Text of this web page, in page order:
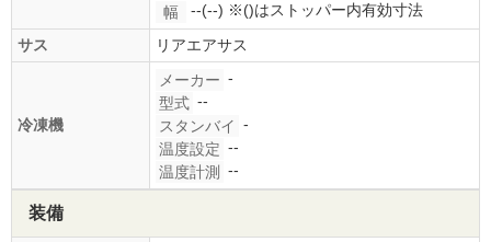
幅
--(--) ※()はストッパー内有効寸法
サス
リアエアサス
冷凍機
メーカー -
型式 --
スタンバイ -
温度設定 --
温度計測
--
装備